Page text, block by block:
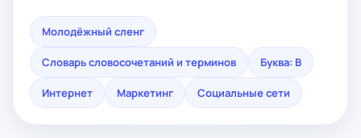
Молодёжный сленг
Словарь словосочетаний и терминов Буква: В
Интернет Маркетинг Социальные сети